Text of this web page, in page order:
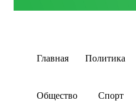
Главная Политика
Общество Спорт